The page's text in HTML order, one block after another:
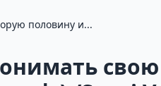
половину и...